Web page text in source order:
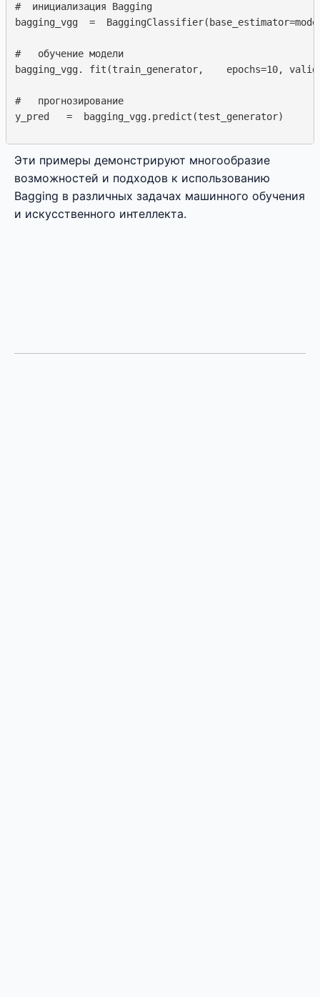
#  инициализация Bagging
bagging_vgg  =
#   обучение модели
bagging_vgg. fit(train_generator,    epochs=10,
#   прогнозирование
Эти примеры демонстрируют многообразие
возможностей и подходов к использованию
Bagging в различных задачах машинного обучения
и искусственного интеллекта.